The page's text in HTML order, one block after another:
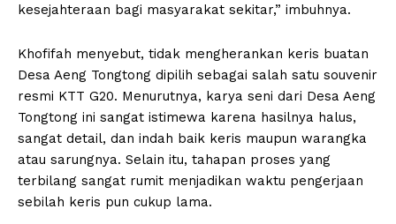
kesejahteraan bagi masyarakat sekitar,” imbuhnya.
Khofifah menyebut, tidak mengherankan keris buatan
Desa Aeng Tongtong dipilih sebagai salah satu souvenir
resmi KTT G20. Menurutnya, karya seni dari Desa Aeng
Tongtong ini sangat istimewa karena hasilnya halus,
sangat detail, dan indah baik keris maupun warangka
atau sarungnya. Selain itu, tahapan proses yang
terbilang sangat rumit menjadikan waktu pengerjaan
sebilah keris pun cukup lama.